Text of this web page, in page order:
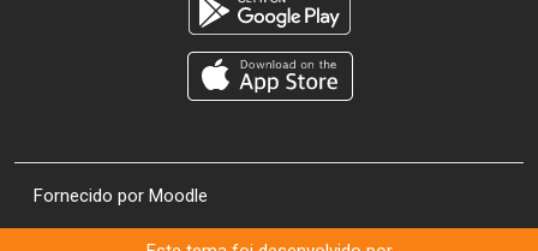
Fornecido por Moodle